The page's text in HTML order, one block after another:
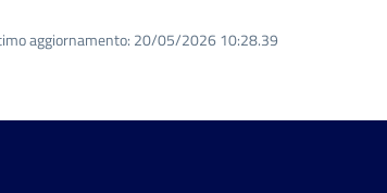
aggiornamento: 20/05/2026 10:28.39